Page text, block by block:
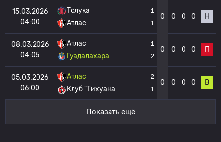
15.03.2026
04:00
Толука
Атлас
1
1
0 0 0 0 Н
08.03.2026
04:05
Атлас
Гуадалахара
1
2
0 0 0 0 П
05.03.2026
06:00
Атлас
Клуб "Тихуана
2
1
0 0 0 0 В
Показать ещё